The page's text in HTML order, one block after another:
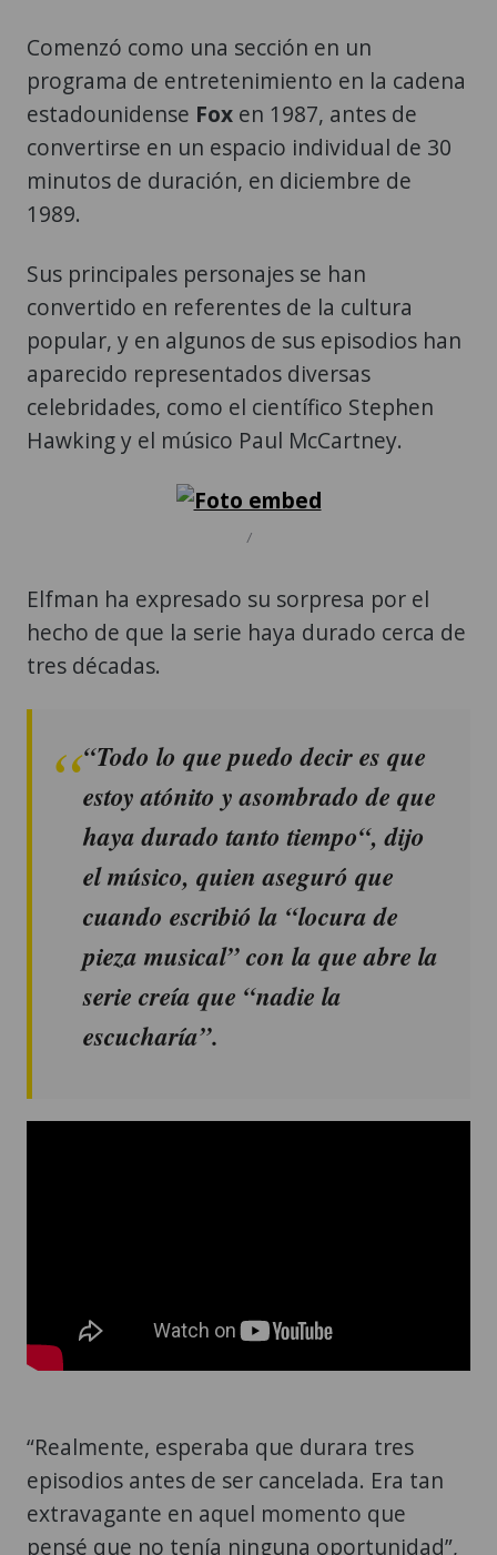
Comenzó como una sección en un
programa de entretenimiento en la cadena
estadounidense Fox en 1987, antes de
convertirse en un espacio individual de 30
minutos de duración, en diciembre de
1989.
Sus principales personajes se han
convertido en referentes de la cultura
popular, y en algunos de sus episodios han
aparecido representados diversas
celebridades, como el científico Stephen
Hawking y el músico Paul McCartney.
/
Elfman ha expresado su sorpresa por el
hecho de que la serie haya durado cerca de
tres décadas.
“Todo lo que puedo decir es que
estoy atónito y asombrado de que
haya durado tanto tiempo“, dijo
el músico, quien aseguró que
cuando escribió la “locura de
pieza musical” con la que abre la
serie creía que “nadie la
escucharía”.
“Realmente, esperaba que durara tres
episodios antes de ser cancelada. Era tan
extravagante en aquel momento que
pensé que no tenía ninguna oportunidad”,